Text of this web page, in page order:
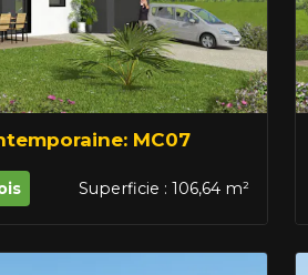
MC07
Superficie : 106,64 m²